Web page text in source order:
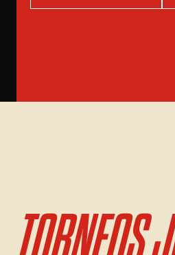
TORNEOS